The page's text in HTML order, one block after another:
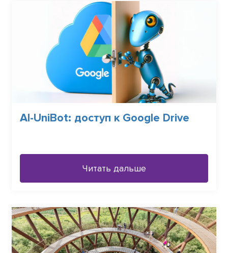
AI-UniBot: доступ к Google Drive
Читать дальше